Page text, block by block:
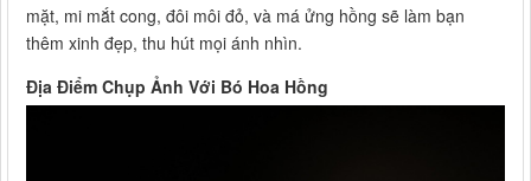
mặt, mi mắt cong, đôi môi đỏ, và má ửng hồng sẽ làm bạn
thêm xinh đẹp, thu hút mọi ánh nhìn.
Địa Điểm Chụp Ảnh Với Bó Hoa Hồng